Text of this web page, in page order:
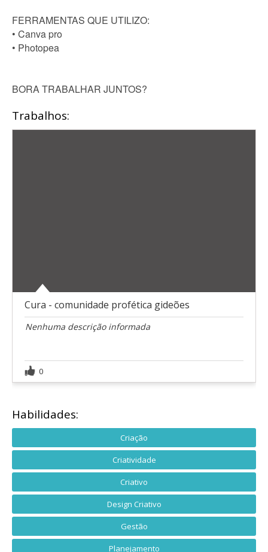
FERRAMENTAS QUE UTILIZO:
• Canva pro
• Photopea
BORA TRABALHAR JUNTOS?
Trabalhos:
Cura - comunidade profética gideões
Nenhuma descrição informada
0
Habilidades:
Criação
Criatividade
Criativo
Design Criativo
Gestão
Planejamento